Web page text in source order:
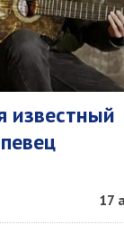
известный
17